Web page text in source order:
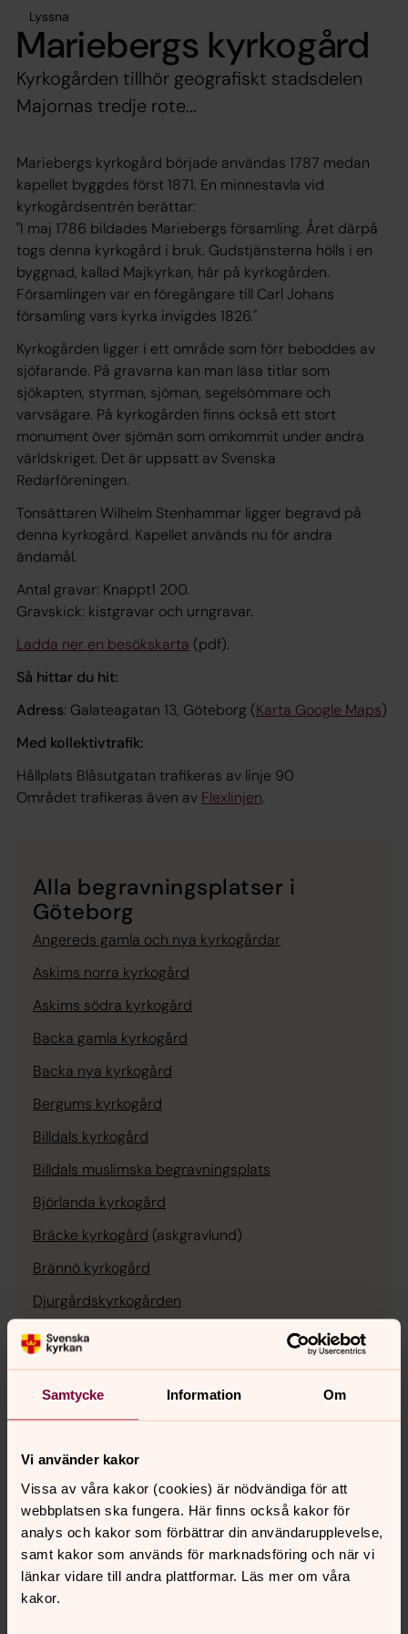
Samtycke Information Om
Vi använder kakor
Vissa av våra kakor (cookies) är nödvändiga för att
webbplatsen ska fungera. Här finns också kakor för
analys och kakor som förbättrar din användarupplevelse,
samt kakor som används för marknadsföring och när vi
länkar vidare till andra plattformar. Läs mer om våra
kakor.
Lyssna
Mariebergs kyrkogård
Kyrkogården tillhör geografiskt stadsdelen
Majornas tredje rote...
Mariebergs kyrkogård började användas 1787 medan
kapellet byggdes först 1871. En minnestavla vid
kyrkogårdsentrén berättar:
"I maj 1786 bildades Mariebergs församling. Året därpå
togs denna kyrkogård i bruk. Gudstjänsterna hölls i en
byggnad, kallad Majkyrkan, här på kyrkogården.
Församlingen var en föregångare till Carl Johans
församling vars kyrka invigdes 1826."
Kyrkogården ligger i ett område som förr beboddes av
sjöfarande. På gravarna kan man läsa titlar som
sjökapten, styrman, sjöman, segelsömmare och
varvsägare. På kyrkogården finns också ett stort
monument över sjömän som omkommit under andra
världskriget. Det är uppsatt av Svenska
Redarföreningen.
Tonsättaren Wilhelm Stenhammar ligger begravd på
denna kyrkogård. Kapellet används nu för andra
ändamål.
Antal gravar: Knappt1 200.
Gravskick: kistgravar och urngravar.
Ladda ner en besökskarta (pdf).
Så hittar du hit:
Adress: Galateagatan 13, Göteborg (Karta Google Maps)
Med kollektivtrafik:
Hållplats Blåsutgatan trafikeras av linje 90
Området trafikeras även av Flexlinjen.
Alla begravningsplatser i
Göteborg
Angereds gamla och nya kyrkogårdar
Askims norra kyrkogård
Askims södra kyrkogård
Backa gamla kyrkogård
Backa nya kyrkogård
Bergums kyrkogård
Billdals kyrkogård
Billdals muslimska begravningsplats
Björlanda kyrkogård
Bräcke kyrkogård (askgravlund)
Brännö kyrkogård
Djurgårdskyrkogården
Donsö kyrkogård
Fridhems kyrkogård
Fridhems muslimska begravningsplats
Kvibergs kyrkogård
Kvibergs muslimska begravningsplats
Lundby gamla kyrkogård
Lundby nya kyrkogård
Mariebergs kyrkogård